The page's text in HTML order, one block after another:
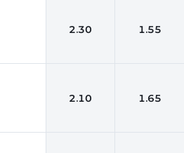
2.30 1.55
2.10 1.65